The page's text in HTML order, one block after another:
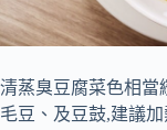
清蒸臭豆腐菜色相當
毛豆、及豆鼓,建議